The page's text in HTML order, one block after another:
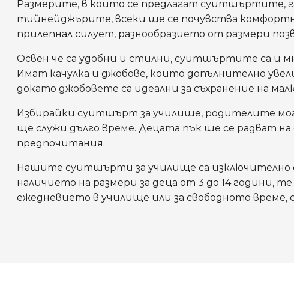
Размерите, в които се предлагат суитшъртите,
тийнейджърите, всеки ще се почувства
прилепнал силует, разнообразието от размери
Освен че са удобни и стилни, суитшъртите са и
Имат качулка и джобове, които допълнително
докато джобовете са идеални за съхранение на
Избирайки суитшърт за училище, родителите
ще служи дълго време. Децата пък ще се радват
предпочитания.
Нашите суитшърти за училище са изключително
наличието на размери за деца от 3 до 14 години,
ежедневието в училище или за свободното